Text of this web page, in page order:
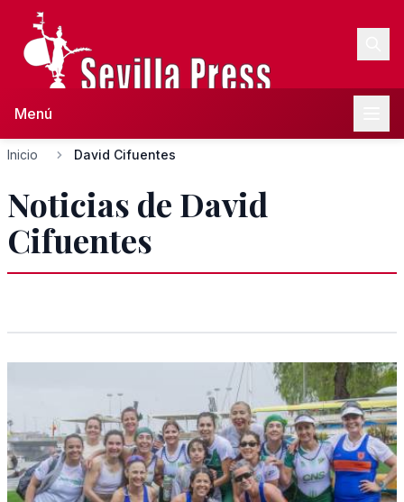
Menú
Inicio David Cifuentes
Noticias de David
Cifuentes